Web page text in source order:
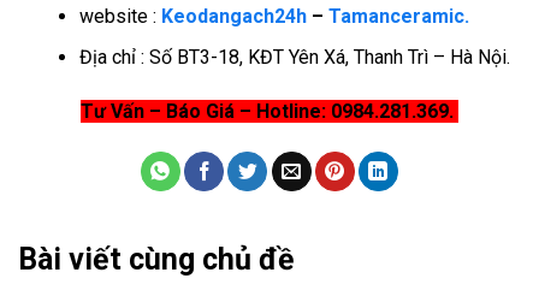
website : Keodangach24h– Tamanceramic.
Địa chỉ : Số BT3-18, KĐT Yên Xá, Thanh Trì – Hà Nội.
Tư Vấn – Báo Giá – Hotline: 0984.281.369.
Bài viết cùng chủ đề